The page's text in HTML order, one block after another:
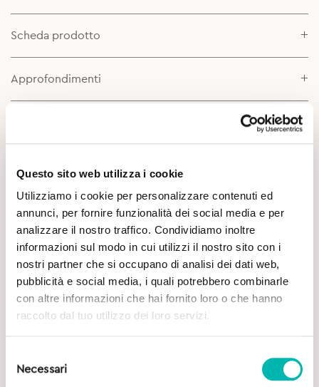
Questo sito web utilizza i cookie
Utilizziamo i cookie per personalizzare contenuti ed
annunci, per fornire funzionalità dei social media e per
analizzare il nostro traffico. Condividiamo inoltre
informazioni sul modo in cui utilizzi il nostro sito con i
nostri partner che si occupano di analisi dei dati web,
pubblicità e social media, i quali potrebbero combinarle
con altre informazioni che hai fornito loro o che hanno
raccolto dal tuo utilizzo dei loro servizi.
delNecessari
Scheda prodotto
Approfondimenti
Potrebbe Interessarti